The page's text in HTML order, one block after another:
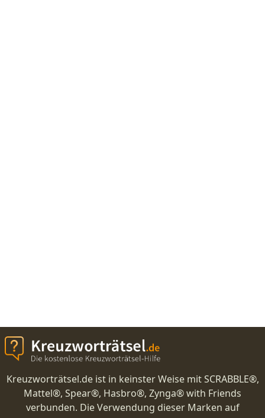
Kreuzworträtsel.de ist in keinster Weise mit SCRABBLE®,
Mattel®, Spear®, Hasbro®, Zynga® with Friends
verbunden. Die Verwendung dieser Marken auf